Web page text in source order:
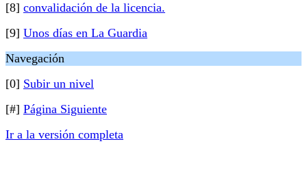
[8] convalidación de la licencia.
[9] Unos días en La Guardia
Navegación
[0] Subir un nivel
[#] Página Siguiente
Ir a la versión completa